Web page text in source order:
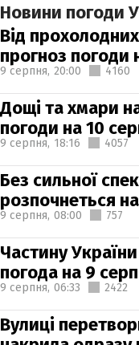
Новини погоди
Від
прогноз погоди
9 серпня, 20:00 4160
Дощі та хмари
погоди на 10
9 серпня, 18:16 4057
Без сильної
розпочнеться
9 серпня, 08:00 757
Частину
погода на 9
9 серпня, 06:33 2422
Вулиці